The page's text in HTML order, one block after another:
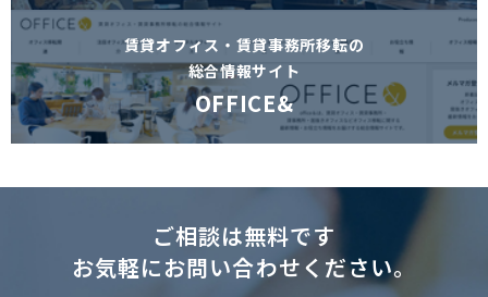
賃貸オフィス・賃貸事務所移転の
総合情報サイト
OFFICE&
ご相談は無料です
お気軽にお問い合わせください。